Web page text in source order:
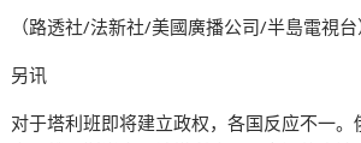
（路透社/法新社/美國廣播公司/半島電視台
另讯
对于塔利班即将建立政权，各国反应不一